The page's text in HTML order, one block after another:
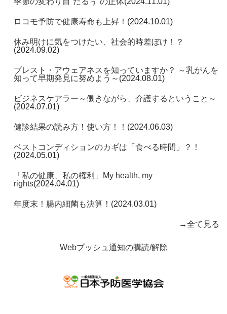
ロコモ予防で健康寿命も上昇！ (2024.10.01)
休み明けに気をつけたい、社会的時差ぼけ！？
(2024.09.02)
ブレスト・アウェアネスを知っていますか？ ～乳がんを
知って早期発見に努めよう～ (2024.08.01)
ビジネスケアラー～働きながら、介護するということ～
(2024.07.01)
健診結果の読み方！使い方！！ (2024.06.03)
ベストコンディションのカギは「食べる時間」？！
(2024.05.01)
「私の健康、私の権利」My health, my
rights(2024.04.01)
年度末！腸内細菌も決算！ (2024.03.01)
→全て見る
Webプッシュ通知の購読/解除